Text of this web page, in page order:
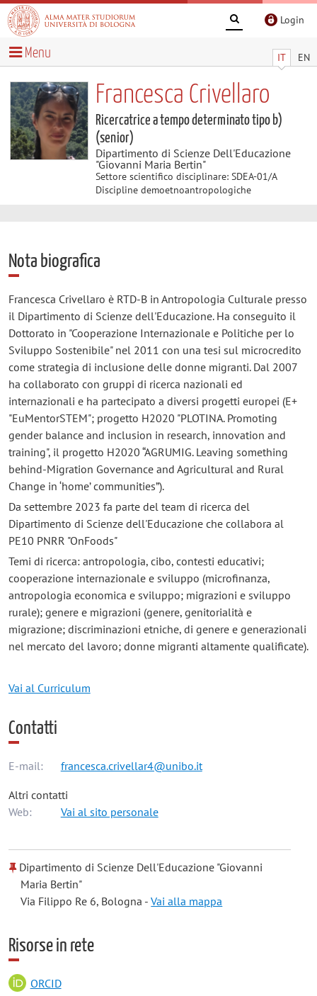
Login
IT EN
Menu
Francesca Crivellaro
Ricercatrice a tempo determinato tipo b)
(senior)
Dipartimento di Scienze Dell'Educazione
"Giovanni Maria Bertin"
Settore scientifico disciplinare: SDEA-01/A
Discipline demoetnoantropologiche
Nota biografica
Francesca Crivellaro è RTD-B in Antropologia Culturale presso
il Dipartimento di Scienze dell'Educazione. Ha conseguito il
Dottorato in "Cooperazione Internazionale e Politiche per lo
Sviluppo Sostenibile" nel 2011 con una tesi sul microcredito
come strategia di inclusione delle donne migranti. Dal 2007
ha collaborato con gruppi di ricerca nazionali ed
internazionali e ha partecipato a diversi progetti europei (E+
"EuMentorSTEM"; progetto H2020 "PLOTINA. Promoting
gender balance and inclusion in research, innovation and
training", il progetto H2020 “AGRUMIG. Leaving something
behind-Migration Governance and Agricultural and Rural
Change in ‘home’ communities”).
Da settembre 2023 fa parte del team di ricerca del
Dipartimento di Scienze dell'Educazione che collabora al
PE10 PNRR "OnFoods"
Temi di ricerca: antropologia, cibo, contesti educativi;
cooperazione internazionale e sviluppo (microfinanza,
antropologia economica e sviluppo; migrazioni e sviluppo
rurale); genere e migrazioni (genere, genitorialità e
migrazione; discriminazioni etniche, di genere e generazionali
nel mercato del lavoro; donne migranti altamente qualificate).
Vai al Curriculum
Contatti
E-mail: francesca.crivellar4@unibo.it
Altri contatti
Web:
Vai al sito personale
Dipartimento di Scienze Dell'Educazione "Giovanni
Maria Bertin"
Via Filippo Re 6, Bologna -Vai alla mappa
Risorse in rete
ORCID